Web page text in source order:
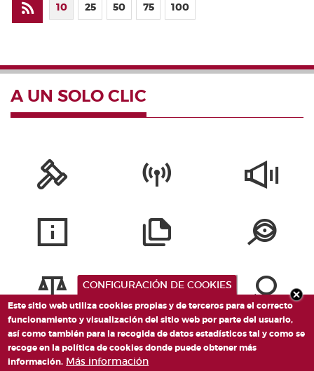
10 25 50 75 100
A UN SOLO CLIC
CONFIGURACIÓN DE COOKIES
Este sitio web utiliza cookies propias y de terceros para el correcto
funcionamiento y visualización del sitio web por parte del usuario,
así como también para la recogida de datos estadísticos tal y como se
recoge en la política de cookies donde puede obtener más
información. Más información